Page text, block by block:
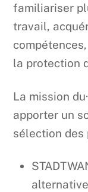
familiariser
travail,
la protection
La mission
apporter un
sélection des